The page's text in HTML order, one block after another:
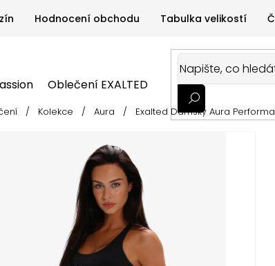
Hodnocení obchodu Tabulka velikostí
Oblečení EXALTED Oblečení GYMTIME
Oblečení GYMTIME Sportovní výživa
/ Kolekce / Aura / Exalted Dámský Aura